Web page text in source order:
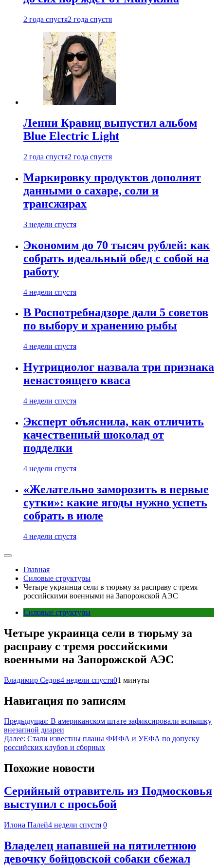
2 года спустя2 года спустя
Ленни Кравиц выпустил альбом
Blue Electric Light
2 года спустя2 года спустя
Маркировку продуктов дополнят
данными о сахаре, соли и
трансжирах
3 недели спустя
Экономим до 70 тысяч рублей: как
собрать идеальный обед с собой на
работу
4 недели спустя
В Роспотребнадзоре дали 5 советов
по выбору и хранению рыбы
4 недели спустя
Нутрициолог назвала три признака
ненастоящего кваса
4 недели спустя
Эксперт объяснила, как отличить
качественный шоколад от
подделки
4 недели спустя
«Желательно заморозить в первые
сутки»: какие ягоды нужно успеть
собрать в июле
4 недели спустя
Главная
Силовые структуры
Четыре украинца сели в тюрьму за расправу с тремя
российскими военными на Запорожской АЭС
Силовые структуры
Четыре украинца сели в тюрьму за
расправу с тремя российскими
военными на Запорожской АЭС
Владимир Седов4 недели спустя01 минуты
Навигация по записям
Предыдущая: В американском штате зафиксировали вспышку
внезапной диареи
Далее: Стали известны планы ФИФА и УЕФА по допуску
российских клубов и сборных
Похожие новости
Серийный отравитель из Подмосковья
выступил с просьбой
Илона Палей4 недели спустя 0
Владелец напавшей на пятилетнюю
девочку бойцовской собаки сбежал